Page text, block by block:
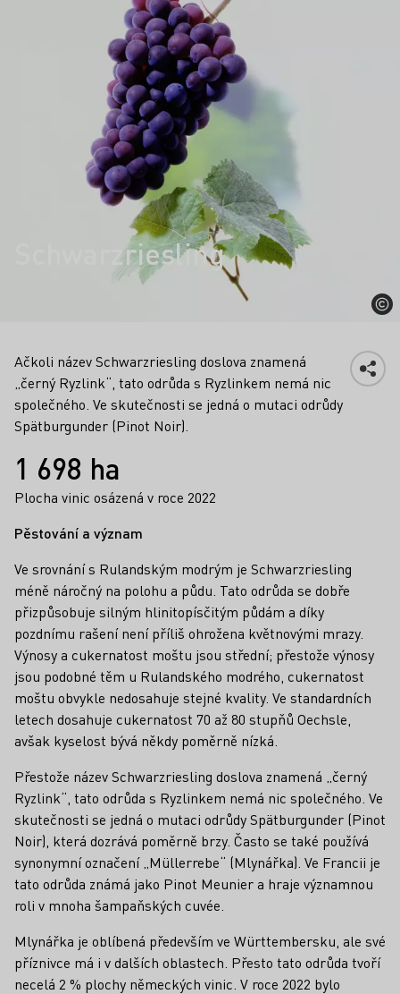
Schwarzriesling
Ačkoli název Schwarzriesling doslova znamená
„černý Ryzlink“, tato odrůda s Ryzlinkem nemá nic
společného. Ve skutečnosti se jedná o mutaci odrůdy
Spätburgunder (Pinot Noir).
Fakta
1 698 ha
Plocha vinic osázená v roce 2022
Pěstování a význam
Ve srovnání s Rulandským modrým je Schwarzriesling
méně náročný na polohu a půdu. Tato odrůda se dobře
přizpůsobuje silným hlinitopísčitým půdám a díky
pozdnímu rašení není příliš ohrožena květnovými mrazy.
Výnosy a cukernatost moštu jsou střední; přestože výnosy
jsou podobné těm u Rulandského modrého, cukernatost
moštu obvykle nedosahuje stejné kvality. Ve standardních
letech dosahuje cukernatost 70 až 80 stupňů Oechsle,
avšak kyselost bývá někdy poměrně nízká.
Přestože název Schwarzriesling doslova znamená „černý
Ryzlink“, tato odrůda s Ryzlinkem nemá nic společného. Ve
skutečnosti se jedná o mutaci odrůdy Spätburgunder (Pinot
Noir), která dozrává poměrně brzy. Často se také používá
synonymní označení „Müllerrebe“ (Mlynářka). Ve Francii je
tato odrůda známá jako Pinot Meunier a hraje významnou
roli v mnoha šampaňských cuvée.
Mlynářka je oblíbená především ve Württembersku, ale své
příznivce má i v dalších oblastech. Přesto tato odrůda tvoří
necelá 2 % plochy německých vinic. V roce 2022 bylo